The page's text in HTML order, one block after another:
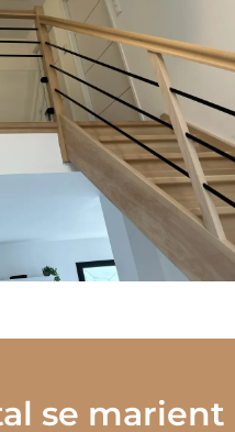
se marient